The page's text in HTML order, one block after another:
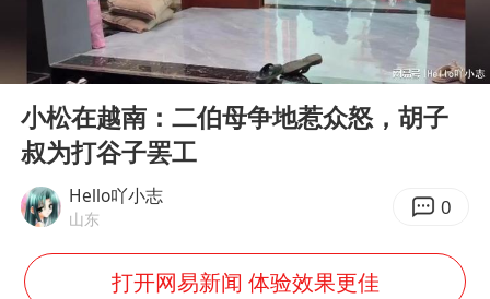
41岁女子为鼓励女儿考上985研究生
人贩子“梅姨”真实姓名曝光
《Monica》填词人黎彼得去世
普京宣布多项人事调整
22岁女生南太行山失联已超十天
Play
00:00 17:34
小松在越南：二伯母争地惹众怒，胡子
叔为打谷子罢工
Hello吖小志
山东 0
打开网易新闻 体验效果更佳